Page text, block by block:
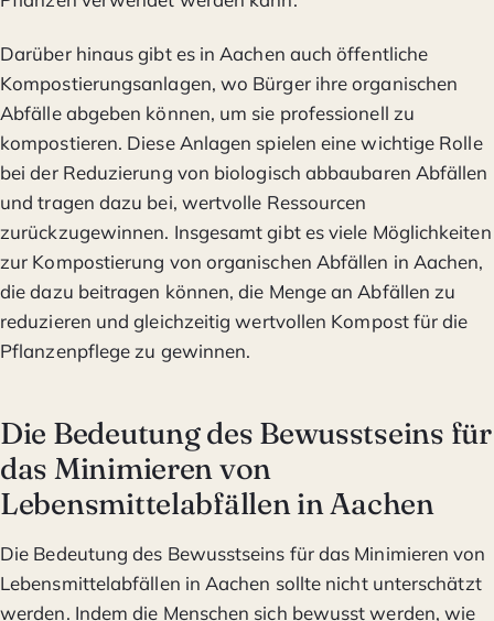
Darüber hinaus gibt es in Aachen auch öffentliche
Kompostierungsanlagen, wo Bürger ihre organischen
Abfälle abgeben können, um sie professionell zu
kompostieren. Diese Anlagen spielen eine wichtige Rolle
bei der Reduzierung von biologisch abbaubaren Abfällen
und tragen dazu bei, wertvolle Ressourcen
zurückzugewinnen. Insgesamt gibt es viele Möglichkeiten
zur Kompostierung von organischen Abfällen in Aachen,
die dazu beitragen können, die Menge an Abfällen zu
reduzieren und gleichzeitig wertvollen Kompost für die
Pflanzenpflege zu gewinnen.
Die Bedeutung des Bewusstseins für
das Minimieren von
Lebensmittelabfällen in Aachen
Die Bedeutung des Bewusstseins für das Minimieren von
Lebensmittelabfällen in Aachen sollte nicht unterschätzt
werden. Indem die Menschen sich bewusst werden, wie